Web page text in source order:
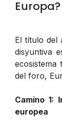
Europa?
El título del
disyuntiva
ecosistema
del foro,
Camino 1:
europea